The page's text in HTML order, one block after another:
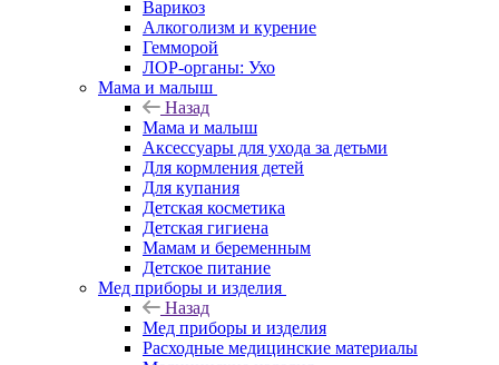
Варикоз
Алкоголизм и курение
Гемморой
ЛОР-органы: Ухо
Мама и малыш
Назад
Мама и малыш
Аксессуары для ухода за детьми
Для кормления детей
Для купания
Детская косметика
Детская гигиена
Мамам и беременным
Детское питание
Мед приборы и изделия
Назад
Мед приборы и изделия
Расходные медицинские материалы